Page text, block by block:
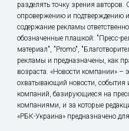
разделять точку зрения
опровержению и подтверждению
содержание рекламы
обозначенные плашкой: "Пресс-
материал", "Promo",
рекламы и предназначены, как
возраста. «Новости компании»
охватывающий новости, события
компаний, базирующиеся на
компаниями, и за которые
«РБК-Украина» предназначено